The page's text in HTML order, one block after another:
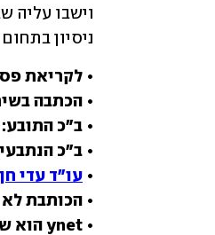
ניסיון
• לקריאת
• הכתבה
• עו"ד עדי חן
• ynet הוא שותף באתר פסקדין